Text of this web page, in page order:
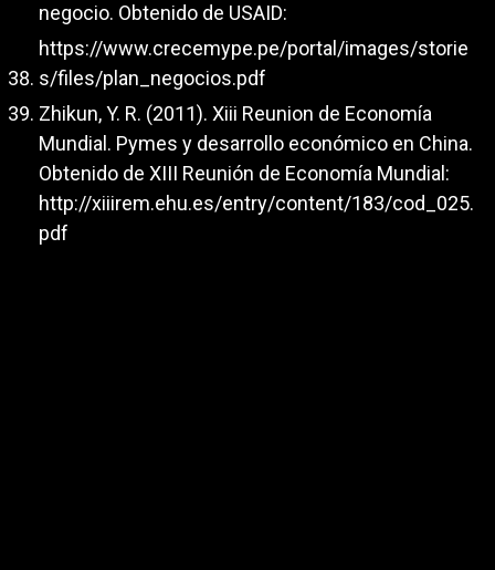
negocio. Obtenido de USAID:
https://www.crecemype.pe/portal/images/storie
s/files/plan_negocios.pdf
Zhikun, Y. R. (2011). Xiii Reunion de Economía
Mundial. Pymes y desarrollo económico en China.
Obtenido de XIII Reunión de Economía Mundial:
http://xiiirem.ehu.es/entry/content/183/cod_025.
pdf